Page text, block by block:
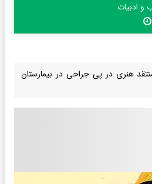
و ادبیات
هنری در پی جراحی در بیمارستان